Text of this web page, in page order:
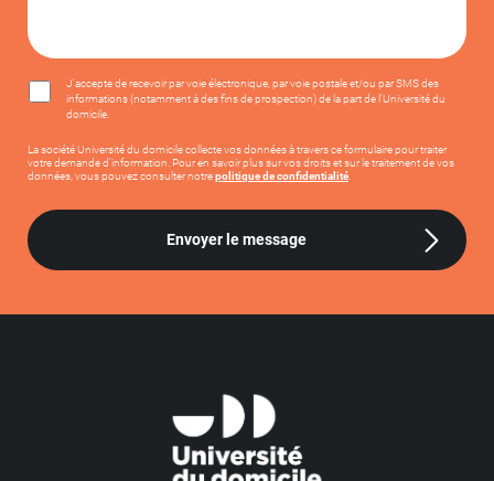
J'accepte de recevoir par voie électronique, par voie postale et/ou par SMS des
informations (notamment à des fins de prospection) de la part de l'Université du
domicile.
La société Université du domicile collecte vos données à travers ce formulaire pour traiter
votre demande d’information. Pour en savoir plus sur vos droits et sur le traitement de vos
données, vous pouvez consulter notrepolitique de confidentialité
Envoyer le message